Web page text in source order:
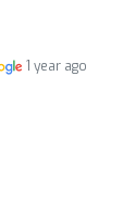
1 year ago